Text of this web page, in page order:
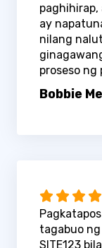
ay
nilang
proseso ng
Bobbie
tagabuo
SITE123